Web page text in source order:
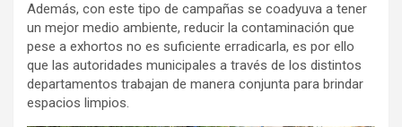
Además, con este tipo de campañas se coadyuva a tener
un mejor medio ambiente, reducir la contaminación que
pese a exhortos no es suficiente erradicarla, es por ello
que las autoridades municipales a través de los distintos
departamentos trabajan de manera conjunta para brindar
espacios limpios.